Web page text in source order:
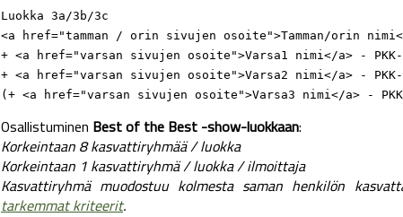
Luokka 3a/3b/3c
<a href="tamman / orin sivujen osoite">Tamman/orin
+ <a href="varsan sivujen osoite">Varsa1 nimi</a> -
+ <a href="varsan sivujen osoite">Varsa2 nimi</a> -
(+ <a href="varsan sivujen osoite">Varsa3 nimi</a> -
Osallistuminen Best of the Best -show-luokkaan:
Korkeintaan 8 kasvattiryhmää / luokka
Korkeintaan 1 kasvattiryhmä / luokka / ilmoittaja
Kasvattiryhmä muodostuu kolmesta saman henkilön
tarkemmat kriteerit.